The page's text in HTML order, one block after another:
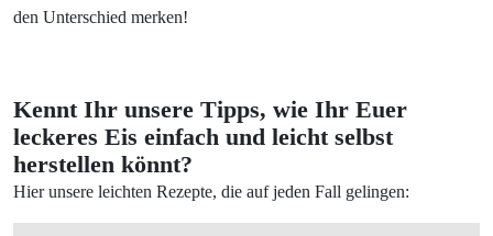
den Unterschied merken!
Kennt Ihr unsere Tipps, wie Ihr Euer
leckeres Eis einfach und leicht selbst
herstellen könnt?
Hier unsere leichten Rezepte, die auf jeden Fall gelingen: